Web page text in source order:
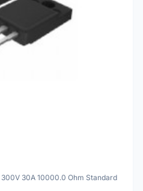
30A 10000.0 Ohm Standard